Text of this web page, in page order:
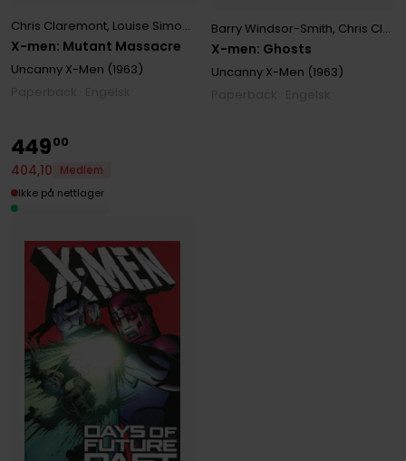
X-men: Mutant Massacre
Chris Claremont, Louise Simonson ,Walter Simonson
Uncanny X-Men (1963)
X-men: Ghosts
Barry Windsor-Smith, Chris Claremont
Uncanny X-Men (1963)
44900
404,10
Medlem
Ikke på nettlager